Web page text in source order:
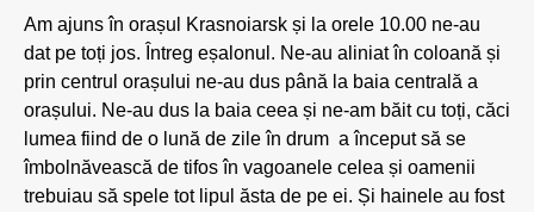
Am ajuns în orașul Krasnoiarsk și la orele 10.00 ne-au
dat pe toți jos. Întreg eșalonul. Ne-au aliniat în coloană și
prin centrul orașului ne-au dus până la baia centrală a
orașului. Ne-au dus la baia ceea și ne-am băit cu toți, căci
lumea fiind de o lună de zile în drum a început să se
îmbolnăvească de tifos în vagoanele celea și oamenii
trebuiau să spele tot lipul ăsta de pe ei. Și hainele au fost